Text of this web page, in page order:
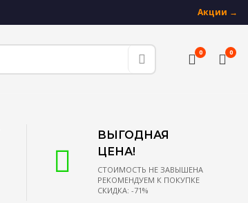
Акции →
0 0
ВЫГОДНАЯ
ЦЕНА!
СТОИМОСТЬ НЕ ЗАВЫШЕНА
РЕКОМЕНДУЕМ К ПОКУПКЕ
СКИДКА: -71%